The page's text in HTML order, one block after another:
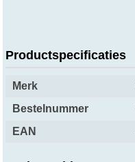
Productspecificaties
Merk
Bestelnummer
EAN